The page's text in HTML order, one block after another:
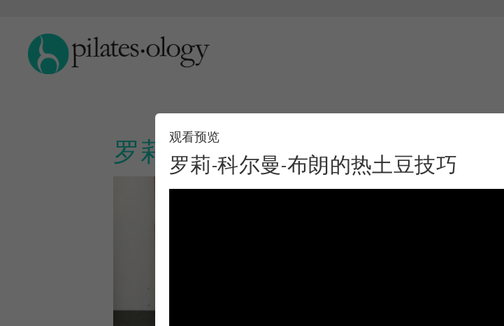
罗莉-科尔曼-布朗的热土豆技巧
观看预览
罗莉-科尔曼-布朗的热土豆技巧